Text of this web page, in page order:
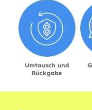
Umtausch und
Rückgabe